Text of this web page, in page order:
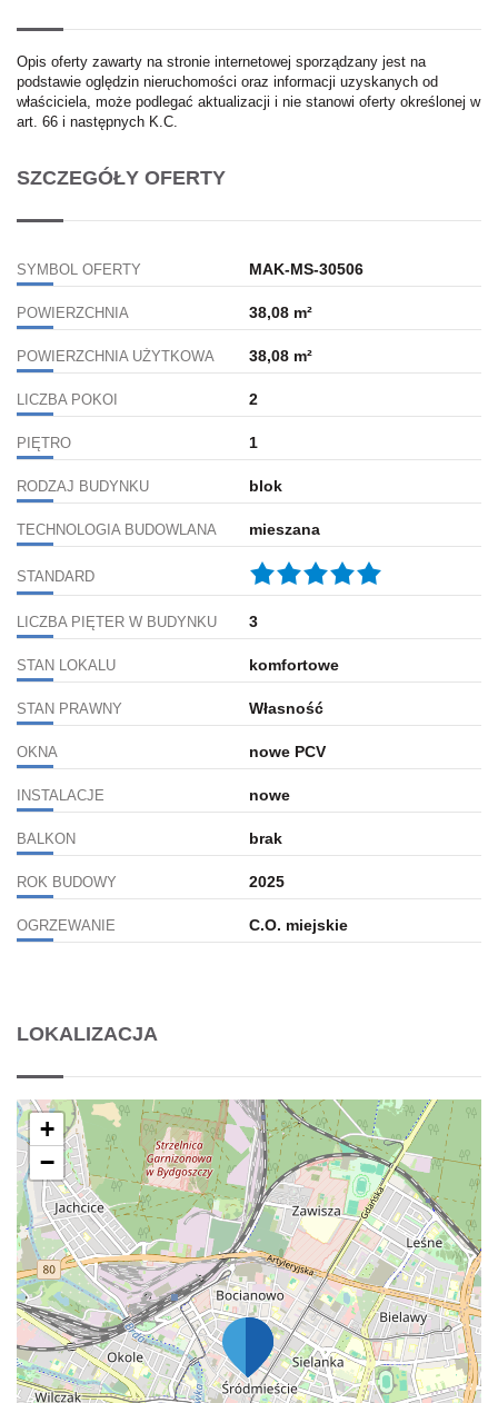
Opis oferty zawarty na stronie internetowej sporządzany jest na
podstawie oględzin nieruchomości oraz informacji uzyskanych od
właściciela, może podlegać aktualizacji i nie stanowi oferty określonej w
art. 66 i następnych K.C.
SZCZEGÓŁY OFERTY
SYMBOL OFERTY MAK-MS-30506
POWIERZCHNIA 38,08 m²
POWIERZCHNIA UŻYTKOWA 38,08 m²
LICZBA POKOI 2
PIĘTRO 1
RODZAJ BUDYNKU blok
TECHNOLOGIA BUDOWLANA mieszana
STANDARD
LICZBA PIĘTER W BUDYNKU 3
STAN LOKALU komfortowe
STAN PRAWNY Własność
OKNA nowe PCV
INSTALACJE nowe
BALKON brak
ROK BUDOWY 2025
OGRZEWANIE C.O. miejskie
LOKALIZACJA
+
−